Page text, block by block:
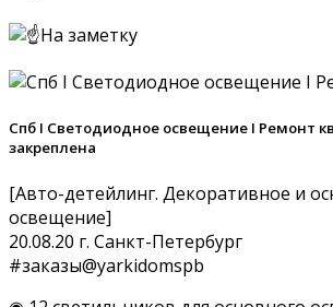
На заметку
Спб I Светодиодное освещение I Ремонт
закреплена
[Авто-детейлинг. Декоративное и
освещение]
20.08.20 г. Санкт-Петербург
#заказы@yarkidomspb